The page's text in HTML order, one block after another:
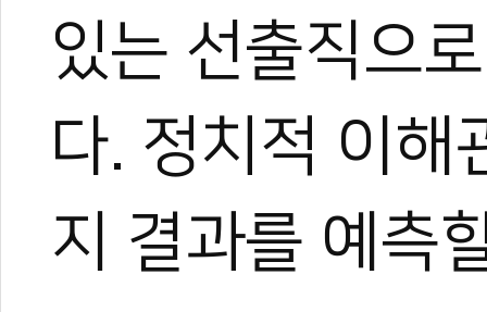
있는 선출직으
다. 정치적 이해
지 결과를 예측